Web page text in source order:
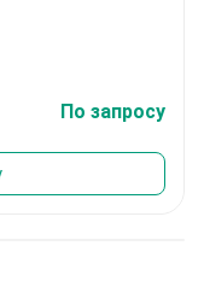
По запросу